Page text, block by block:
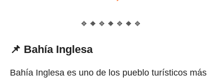
🔹🔸🔹🔸🔹🔸🔹
📌 Bahía Inglesa
Bahía Inglesa es uno de los pueblo turísticos más